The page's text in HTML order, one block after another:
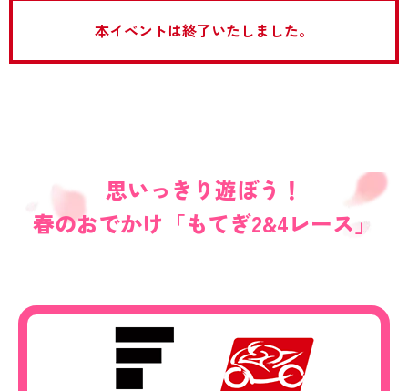
本イベントは終了いたしました。
思いっきり遊ぼう！
春のおでかけ「もてぎ2&4レース」